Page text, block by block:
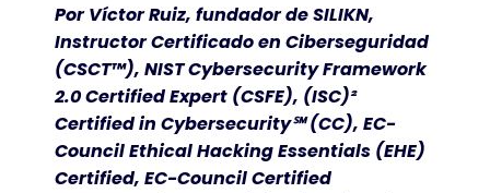
Por Víctor Ruiz, fundador de SILIKN,
Instructor Certificado en Ciberseguridad
(CSCT™), NIST Cybersecurity Framework
2.0 Certified Expert (CSFE), (ISC)²
Certified in Cybersecurity℠ (CC), EC-
Council Ethical Hacking Essentials (EHE)
Certified, EC-Council Certified